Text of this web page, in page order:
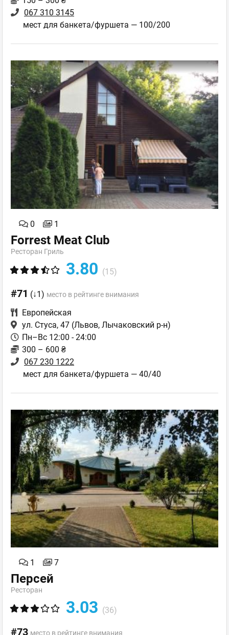
067 310 3145
мест для банкета/фуршета — 100/200
0 1
Forrest Meat Club
Ресторан Гриль
3.80 (15)
#71 (↓1) место в рейтинге внимания
Европейская
ул. Стуса, 47 (Львов, Лычаковский р-н)
Пн–Вс 12:00 - 24:00
300 – 600 ₴
067 230 1222
мест для банкета/фуршета — 40/40
1 7
Персей
Ресторан
3.03 (36)
#73 место в рейтинге внимания